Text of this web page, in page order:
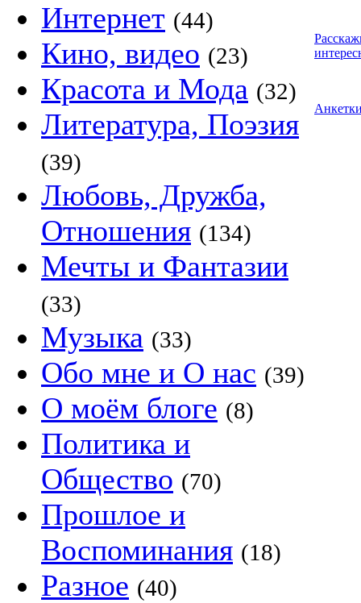
Интернет (44)
Кино, видео (23)
Красота и Мода (32)
Литература, Поэзия
(39)
Любовь, Дружба,
Отношения (134)
Мечты и Фантазии
(33)
Музыка (33)
Обо мне и О нас (39)
О моём блоге (8)
Политика и
Общество (70)
Прошлое и
Воспоминания (18)
Разное (40)